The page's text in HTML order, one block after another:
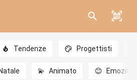
Tendenze Progettisti
Natale 💫 Animato 😊 Emozioni